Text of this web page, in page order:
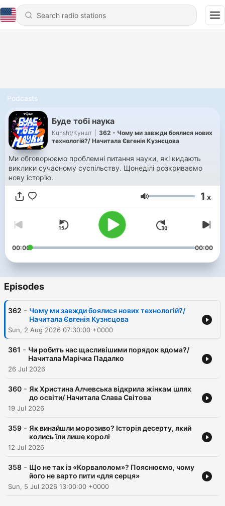
Podcasts
Буде тобі наука
Kunsht/Куншт
362 - Чому ми завжди боялися нових
технологій?/ Начитала Євгенія Кузнєцова
Ми обговорюємо проблемні питання науки, які кидають
виклики сучасному суспільству. Щонеділі розкриваємо
нову історію.
Volume 1 x
00:00 00:00
Episodes
362 - Чому ми завжди боялися нових технологій?/
Начитала Євгенія Кузнєцова
Sun, 2 Aug 2026 07:30:00 +0000
361 - Чи робить нас щасливішими порядок вдома?/
Начитала Марічка Падалко
26 Jul 2026
360 - Як Христина Алчевська відкрила жінкам шлях
до освіти/ Начитала Слава Світова
19 Jul 2026
359 - Як винайшли морозиво? Історія десерту, який
колись їли лише королі
12 Jul 2026
358 - Що не так із «Корвалолом»? Пояснюємо, чому
його не варто пити «для серця»
Sun, 5 Jul 2026 13:00:00 +0000